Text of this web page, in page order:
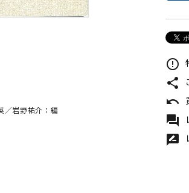
／岩野祐介：編
error_outline
share
undo
forum
rate_review